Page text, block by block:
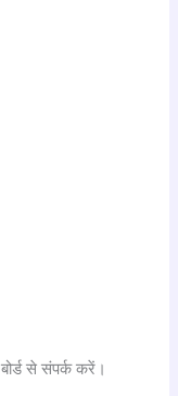
से संपर्क करें।